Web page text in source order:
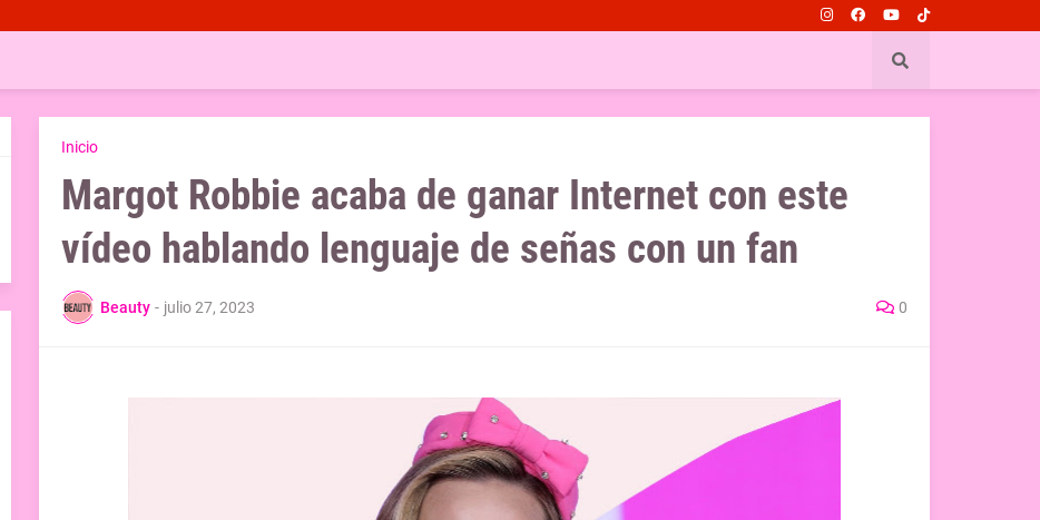
Inicio
Margot Robbie acaba de ganar Internet con este
vídeo hablando lenguaje de señas con un fan
Beauty - julio 27, 2023 0